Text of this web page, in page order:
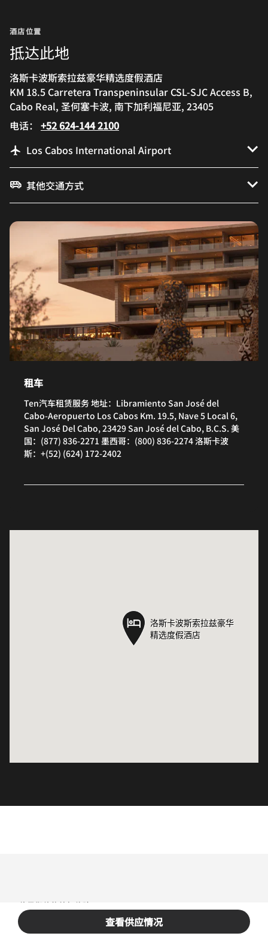
查看供应情况
酒店位置
抵达此地
洛斯卡波斯索拉兹豪华精选度假酒店
KM 18.5 Carretera Transpeninsular CSL-SJC Access B,
Cabo Real, 圣何塞卡波, 南下加利福尼亚, 23405
电话： +52 624-144 2100
Los Cabos International Airport
其他交通方式
租车
Ten汽车租赁服务 地址：Libramiento San José del
Cabo-Aeropuerto Los Cabos Km. 19.5, Nave 5 Local 6,
San José Del Cabo, 23429 San José del Cabo, B.C.S. 美
国：(877) 836-2271 墨西哥：(800) 836-2274 洛斯卡波
斯：+(52) (624) 172-2402
洛斯卡波斯索拉兹豪华
精选度假酒店
洛斯卡波斯索拉兹豪华
精选度假酒店
值得期待的美好体验
提前规划您的精彩旅程